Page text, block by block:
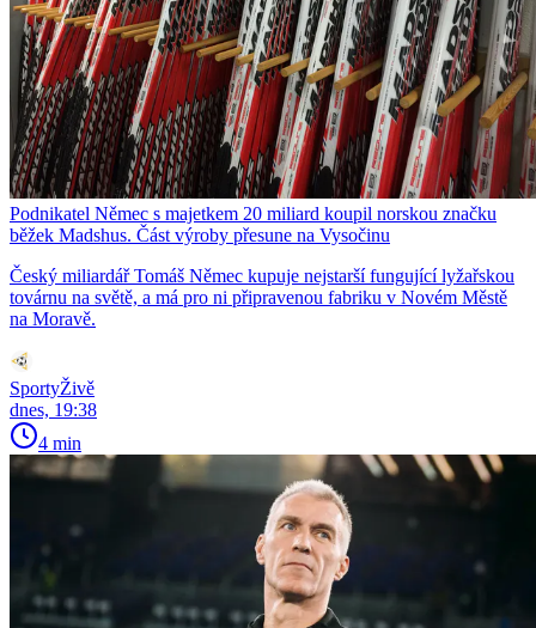
Podnikatel Němec s majetkem 20 miliard koupil norskou značku
běžek Madshus. Část výroby přesune na Vysočinu
Český miliardář Tomáš Němec kupuje nejstarší fungující lyžařskou
továrnu na světě, a má pro ni připravenou fabriku v Novém Městě
na Moravě.
SportyŽivě
dnes, 19:38
4 min